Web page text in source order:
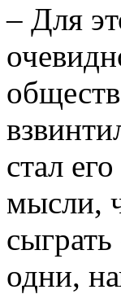
– Для
стал
мысли,
одни,